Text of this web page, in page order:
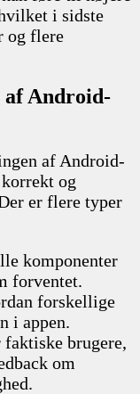
i sidste
og flere
af Android-
af Android-
og
er flere typer
komponenter
forventet.
forskellige
i appen.
brugere,
om